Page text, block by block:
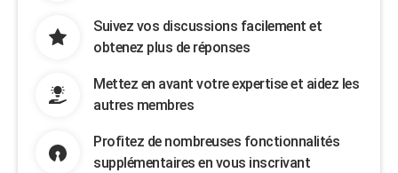
Suivez vos discussions facilement et
obtenez plus de réponses
Mettez en avant votre expertise et aidez les
autres membres
Profitez de nombreuses fonctionnalités
supplémentaires en vous inscrivant